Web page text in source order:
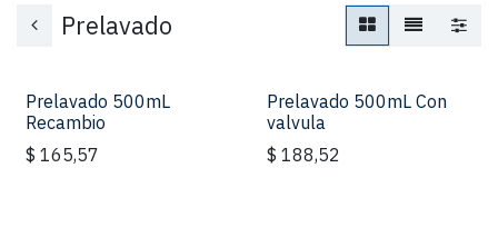
Prelavado
Prelavado 500mL
Recambio
$ 165,57
Prelavado 500mL Con
valvula
$ 188,52